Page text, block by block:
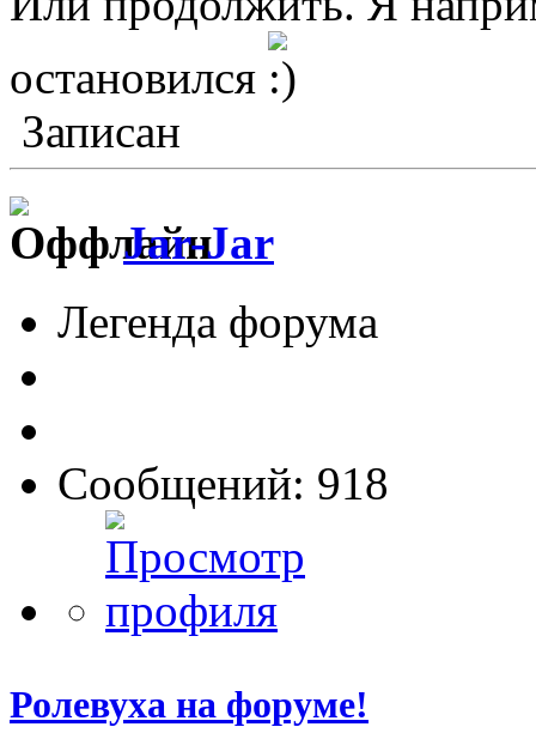
остановился
Записан
Jar-Jar
Легенда форума
Сообщений: 918
Ролевуха на форуме!